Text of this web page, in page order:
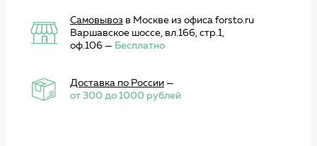
Самовывоз в Москве из офиса forsto.ru
Варшавское шоссе, вл.166, стр.1,
оф.106 — Бесплатно
Доставка по России—
от 300 до 1000 рублей